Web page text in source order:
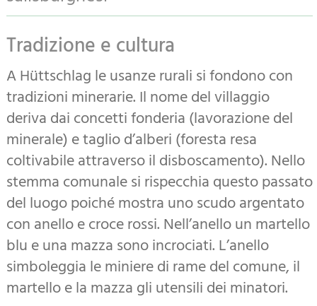
Il sentiero delle malghe salisburghesi, in un
percorso lungo 350 km attraverso il paesaggio
montano del Pongau e conduce a più di 120
malghe. Dall’Hochkönig attraverso il
Tennengebirge, passando per il Dachstein e
infine nel territorio dei Tauri di Radstädter.
Lungo il percorso di 350 km si possono scoprire
particolarità paesaggistiche e culinarie. 4 delle
25 tappe (di un giorno) conducono attraverso
la valle Großarltal, 2 di queste attraverso
Hüttschlag. In circa la metà delle malghe è
possibile pernottare ed effettuare fantastiche
escursioni di più giorni da rifugio a rifugio.
Tradizione e cultura
A Hüttschlag le usanze rurali si fondono con
tradizioni minerarie. Il nome del villaggio
deriva dai concetti fonderia (lavorazione del
minerale) e taglio d’alberi (foresta resa
coltivabile attraverso il disboscamento). Nello
stemma comunale si rispecchia questo passato
del luogo poiché mostra uno scudo argentato
con anello e croce rossi. Nell’anello un martello
blu e una mazza sono incrociati. L’anello
simboleggia le miniere di rame del comune, il
martello e la mazza gli utensili dei minatori.